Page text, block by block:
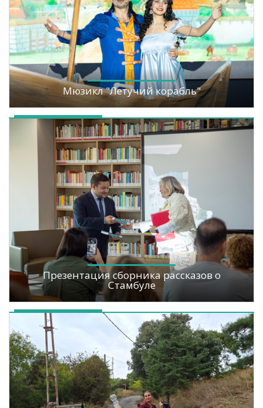
Мюзикл "Летучий корабль"
Презентация сборника рассказов о
Стамбуле